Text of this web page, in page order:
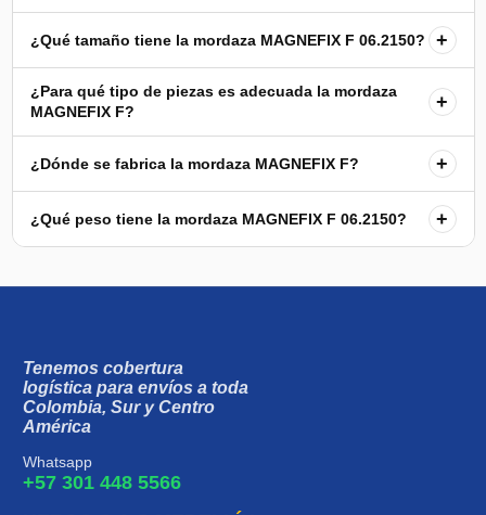
¿Qué tamaño tiene la mordaza MAGNEFIX F 06.2150? +
¿Para qué tipo de piezas es adecuada la mordaza
MAGNEFIX F?
+
¿Dónde se fabrica la mordaza MAGNEFIX F? +
¿Qué peso tiene la mordaza MAGNEFIX F 06.2150? +
Tenemos cobertura
logística para envíos a toda
Colombia, Sur y Centro
América
Whatsapp
+57 301 448 5566